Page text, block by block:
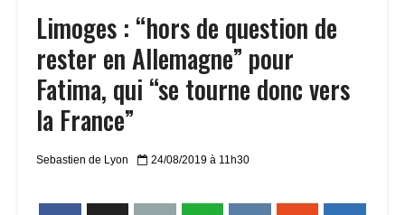
Limoges : “hors de question de
rester en Allemagne” pour
Fatima, qui “se tourne donc vers
la France”
Sebastien de Lyon 24/08/2019 à 11h30